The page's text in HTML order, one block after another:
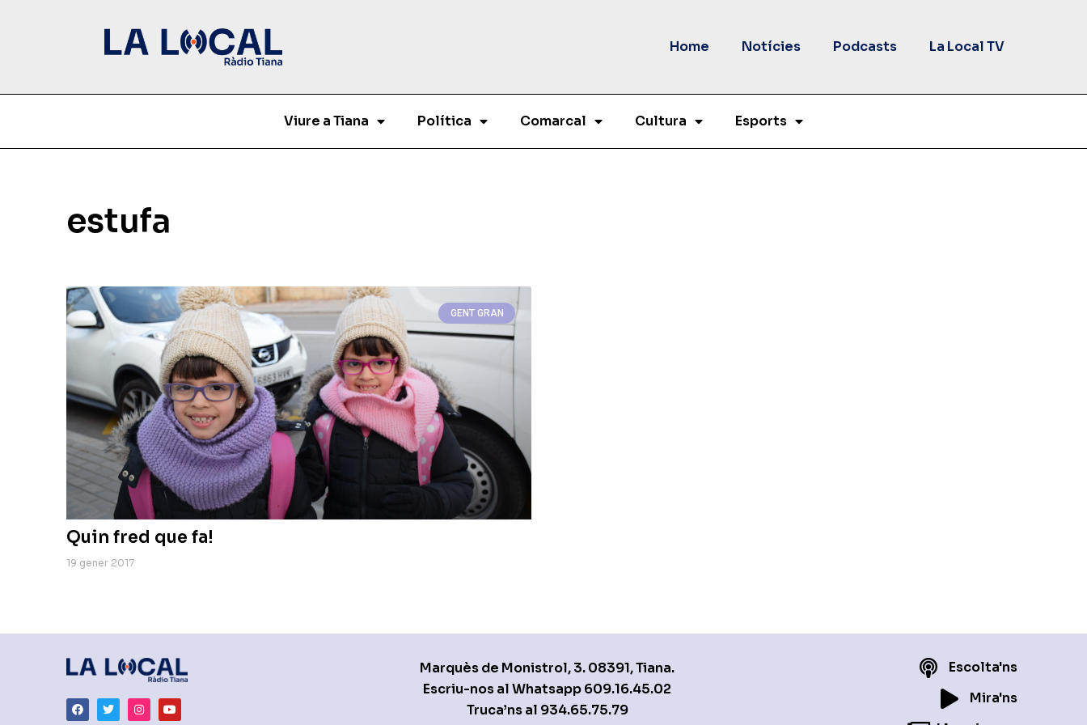
Home Notícies Podcasts La Local TV
Viure a Tiana Política Comarcal Cultura Esports
estufa
GENT GRAN
Quin fred que fa!
19 gener 2017
Marquès de Monistrol, 3. 08391, Tiana.
Escriu-nos al Whatsapp609.16.45.02
Truca’ns al 934.65.75.79
Escolta'ns
Mira'ns